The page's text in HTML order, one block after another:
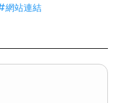
網站連結